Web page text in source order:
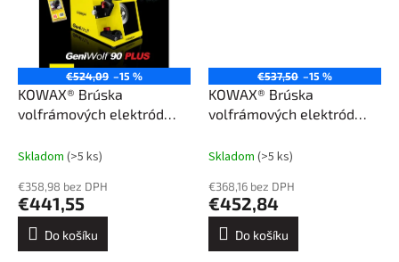
€524,09 –15 %
KOWAX® Brúska
volfrámových elektród
Skladom (>5 ks)
€358,98 bez DPH
€441,55
Do košíku
€537,50 –15 %
KOWAX® Brúska
volfrámových elektród
Skladom (>5 ks)
€368,16 bez DPH
€452,84
Do košíku